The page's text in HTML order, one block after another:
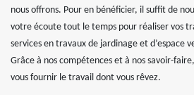
nous offrons. Pour en bénéficier, il suffit de
votre écoute tout le temps pour réaliser vos
services en travaux de jardinage et d’espace
Grâce à nos compétences et à nos savoir-
vous fournir le travail dont vous rêvez.